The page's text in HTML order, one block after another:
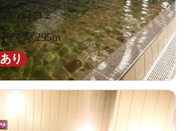
の口コミ
権堂駅295m
り